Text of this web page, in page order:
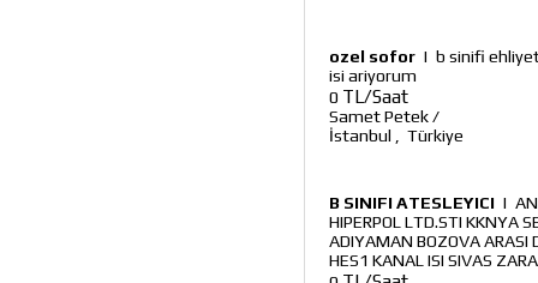
ozel sofor | b sinifi
isi ariyorum
0 TL/Saat
Samet Petek/
İstanbul
Türkiye
B SINIFI ATESLEYICI |
HIPERPOL LTD.STI KKNYA
ADIYAMAN BOZOVA ARASI
HES1 KANAL ISI SIVAS